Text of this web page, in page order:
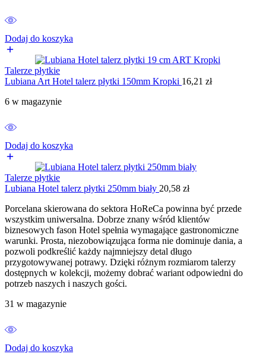
Dodaj do koszyka
Talerze płytkie
Lubiana Art Hotel talerz płytki 150mm Kropki 16,21 zł
6 w magazynie
Dodaj do koszyka
Talerze płytkie
Lubiana Hotel talerz płytki 250mm biały 20,58 zł
Porcelana skierowana do sektora HoReCa powinna być przede
wszystkim uniwersalna. Dobrze znany wśród klientów
biznesowych fason Hotel spełnia wymagające gastronomiczne
warunki. Prosta, niezobowiązująca forma nie dominuje dania, a
pozwoli podkreślić każdy najmniejszy detal długo
przygotowywanej potrawy. Dzięki różnym rozmiarom talerzy
dostępnych w kolekcji, możemy dobrać wariant odpowiedni do
potrzeb naszych i naszych gości.
31 w magazynie
Dodaj do koszyka